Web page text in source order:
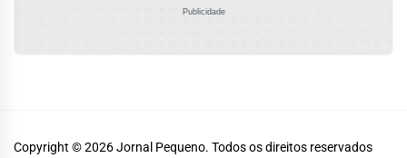
Publicidade
Copyright © 2026Jornal Pequeno. Todos os direitos reservados